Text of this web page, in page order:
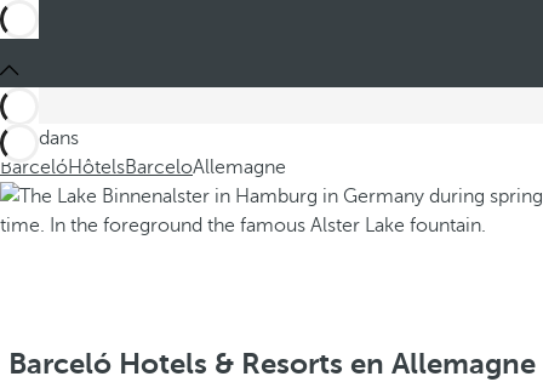
Ces dans
BarcelóHôtelsBarceloAllemagne
Barceló Hotels & Resorts en Allemagne